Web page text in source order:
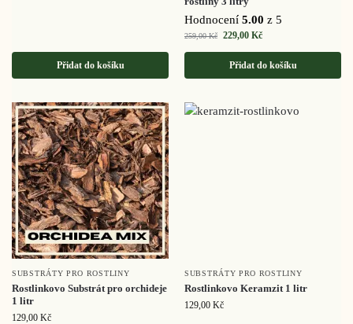
Přidat do košíku
Hodnocení 5.00 z 5
259,00Kč 229,00 Kč
Přidat do košíku
SUBSTRÁTY PRO ROSTLINY
Rostlinkovo Substrát pro orchideje
1 litr
129,00 Kč
SUBSTRÁTY PRO ROSTLINY
Rostlinkovo Keramzit 1 litr
129,00 Kč